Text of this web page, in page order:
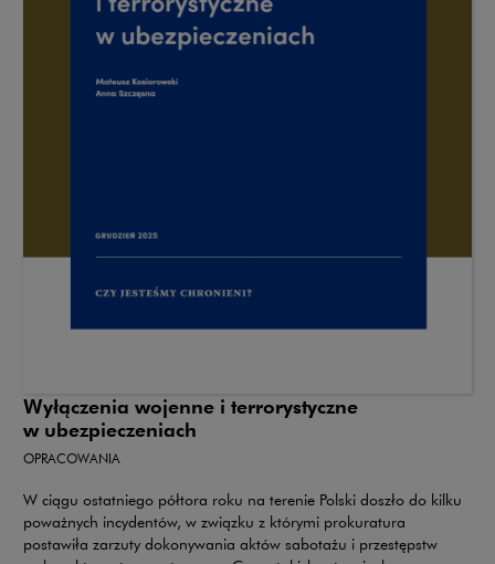
Wyłączenia wojenne i terrorystyczne
w ubezpieczeniach
OPRACOWANIA
W ciągu ostatniego półtora roku na terenie Polski doszło do kilku
poważnych incydentów, w związku z którymi prokuratura
postawiła zarzuty dokonywania aktów sabotażu i przestępstw